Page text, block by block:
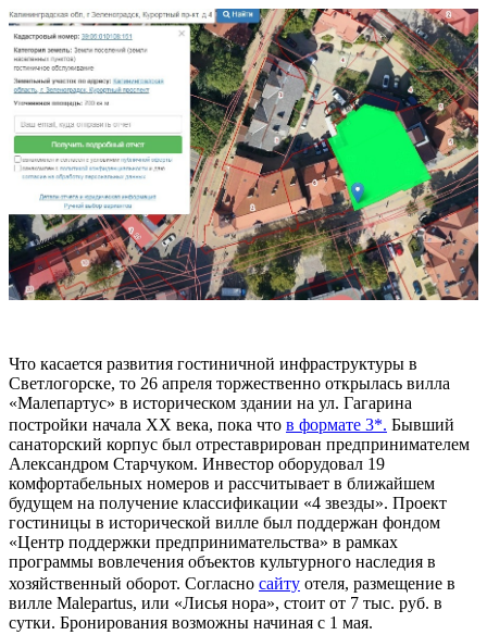
Что касается развития гостиничной инфраструктуры в
Светлогорске, то 26 апреля торжественно открылась вилла
«Малепартус» в историческом здании на ул. Гагарина
постройки начала XX века, пока что в формате 3*. Бывший
санаторский корпус был отреставрирован предпринимателем
Александром Старчуком. Инвестор оборудовал 19
комфортабельных номеров и рассчитывает в ближайшем
будущем на получение классификации «4 звезды». Проект
гостиницы в исторической вилле был поддержан фондом
«Центр поддержки предпринимательства» в рамках
программы вовлечения объектов культурного наследия в
хозяйственный оборот. Согласно сайту отеля, размещение в
вилле Malepartus, или «Лисья нора», стоит от 7 тыс. руб. в
сутки. Бронирования возможны начиная с 1 мая.